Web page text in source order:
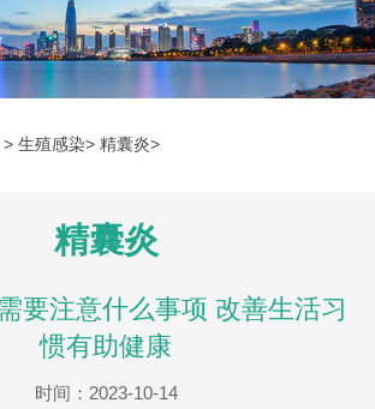
> 生殖感染> 精囊炎>
精囊炎
要注意什么事项 改善生活习
惯有助健康
时间：2023-10-14